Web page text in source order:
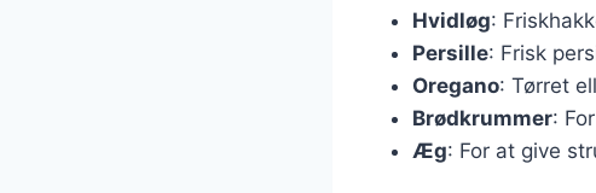
Hvidløg:
Persille: Frisk
Oregano: Tørret
Brødkrummer:
Æg: For at give